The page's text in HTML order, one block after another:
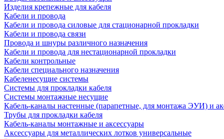
Изделия крепежные для кабеля
Кабели и провода
Кабели и провода силовые для стационарной прокладки
Кабели и провода связи
Провода и шнуры различного назначения
Кабели и провода для нестационарной прокладки
Кабели контрольные
Кабели специального назначения
Кабеленесущие системы
Системы для прокладки кабеля
Системы монтажные несущие
Кабель-каналы настенные (парапетные, для монтажа ЭУИ) и
Трубы для прокладки кабеля
Кабель-каналы монтажные и аксессуары
Аксессуары для металлических лотков универсальные